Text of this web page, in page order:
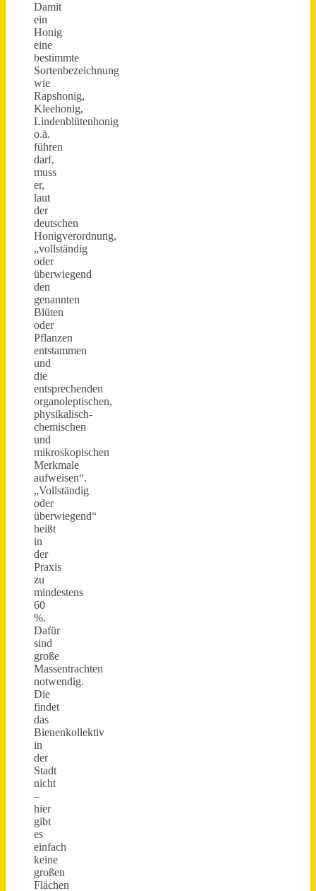
Damit
ein
Honig
eine
bestimmte
Sortenbezeichnung
wie
Rapshonig,
Kleehonig,
Lindenblütenhonig
o.ä.
führen
darf,
muss
er,
laut
der
deutschen
Honigverordnung,
„vollständig
oder
überwiegend
den
genannten
Blüten
oder
Pflanzen
entstammen
und
die
entsprechenden
organoleptischen,
physikalisch-
chemischen
und
mikroskopischen
Merkmale
aufweisen“.
„Vollständig
oder
überwiegend“
heißt
in
der
Praxis
zu
mindestens
60
%.
Dafür
sind
große
Massentrachten
notwendig.
Die
findet
das
Bienenkollektiv
in
der
Stadt
nicht
–
hier
gibt
es
einfach
keine
großen
Flächen